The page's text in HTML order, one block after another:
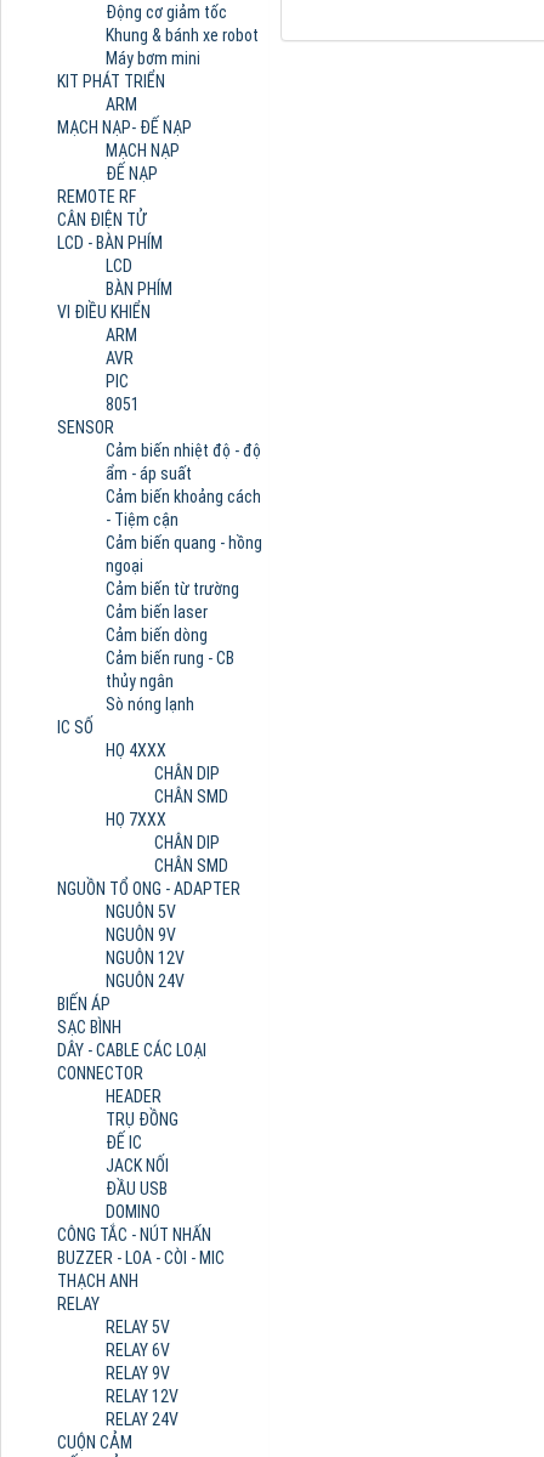
Động cơ giảm tốc
Khung & bánh xe robot
Máy bơm mini
KIT PHÁT TRIỂN
ARM
MẠCH NẠP- ĐẾ NẠP
MẠCH NẠP
ĐẾ NẠP
REMOTE RF
CÂN ĐIỆN TỬ
LCD - BÀN PHÍM
LCD
BÀN PHÍM
VI ĐIỀU KHIỂN
ARM
AVR
PIC
8051
SENSOR
Cảm biến nhiệt độ - độ
ẩm - áp suất
Cảm biến khoảng cách
- Tiệm cận
Cảm biến quang - hồng
ngoại
Cảm biến từ trường
Cảm biến laser
Cảm biến dòng
Cảm biến rung - CB
thủy ngân
Sò nóng lạnh
IC SỐ
HỌ 4XXX
CHÂN DIP
CHÂN SMD
HỌ 7XXX
CHÂN DIP
CHÂN SMD
NGUỒN TỔ ONG - ADAPTER
NGUÔN 5V
NGUÔN 9V
NGUÔN 12V
NGUÔN 24V
BIẾN ÁP
SẠC BÌNH
DÂY - CABLE CÁC LOẠI
CONNECTOR
HEADER
TRỤ ĐỒNG
ĐẾ IC
JACK NỐI
ĐẦU USB
DOMINO
CÔNG TẮC - NÚT NHẤN
BUZZER - LOA - CÒI - MIC
THẠCH ANH
RELAY
RELAY 5V
RELAY 6V
RELAY 9V
RELAY 12V
RELAY 24V
CUỘN CẢM